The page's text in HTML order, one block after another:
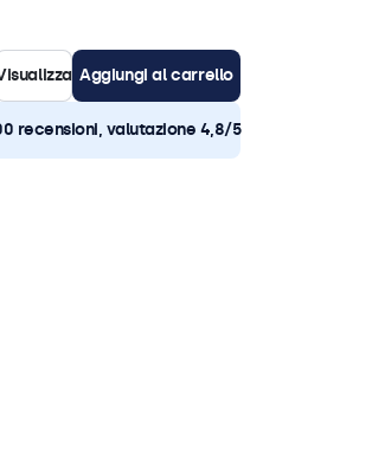
Aggiungi al carrello
recensioni, valutazione 4,8/5